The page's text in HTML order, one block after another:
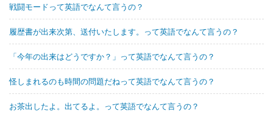
戦闘モードって英語でなんて言うの？
履歴書が出来次第、送付いたします。って英語でなんて言うの？
「今年の出来はどうですか？」って英語でなんて言うの？
怪しまれるのも時間の問題だねって英語でなんて言うの？
お茶出したよ。出てるよ。って英語でなんて言うの？